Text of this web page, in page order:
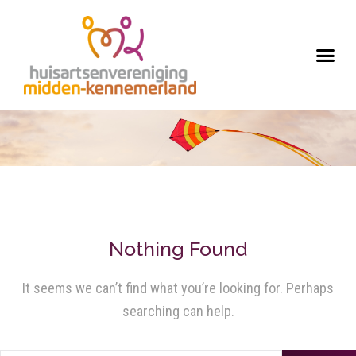
Nothing Found
It seems we can’t find what you’re looking for. Perhaps
searching can help.